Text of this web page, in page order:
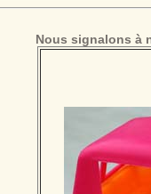
Nous signalons à